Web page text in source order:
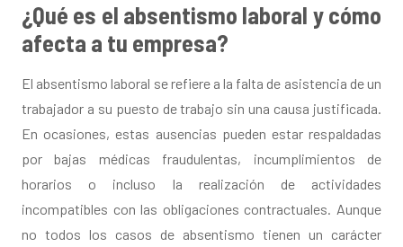
¿Qué es el absentismo laboral y cómo
afecta a tu empresa?
El absentismo laboral se refiere a la falta de asistencia de un
trabajador a su puesto de trabajo sin una causa justificada.
En ocasiones, estas ausencias pueden estar respaldadas
por bajas médicas fraudulentas, incumplimientos de
horarios o incluso la realización de actividades
incompatibles con las obligaciones contractuales. Aunque
no todos los casos de absentismo tienen un carácter